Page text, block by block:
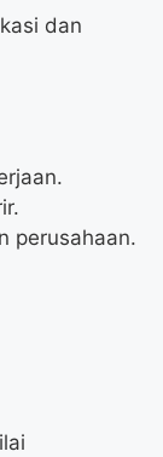
dan
perusahaan.